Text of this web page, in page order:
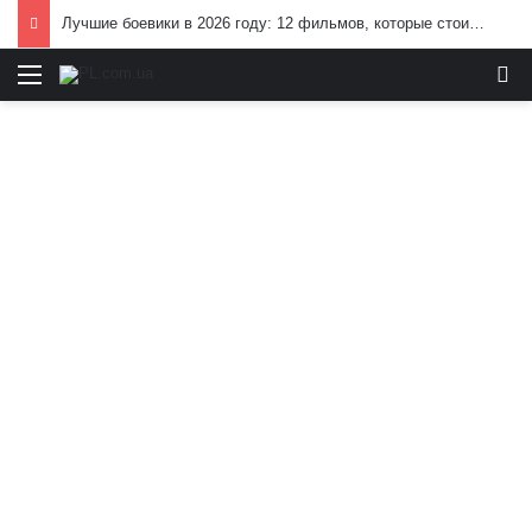
Лучшие боевики в 2026 году: 12 фильмов, которые стоит посмотреть
Меню